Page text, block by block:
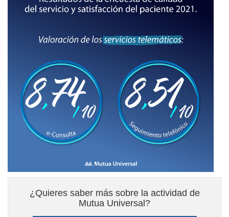
¿Quieres saber más sobre la actividad de
Mutua Universal?